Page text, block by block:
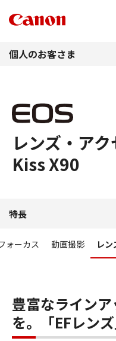
個人のお客さま
レンズ・ア
Kiss X90
特長
ォーカス 動画撮影 レ
豊富なライン
を。「EFレンズ